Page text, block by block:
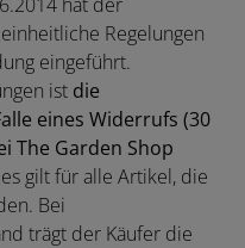
Regelungen
eingeführt.
ist die
eines Widerrufs (30
The Garden Shop
giltfür alle Artikel, die
Bei
trägt der Käufer die